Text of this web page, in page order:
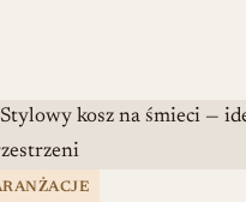
kosz na śmieci —